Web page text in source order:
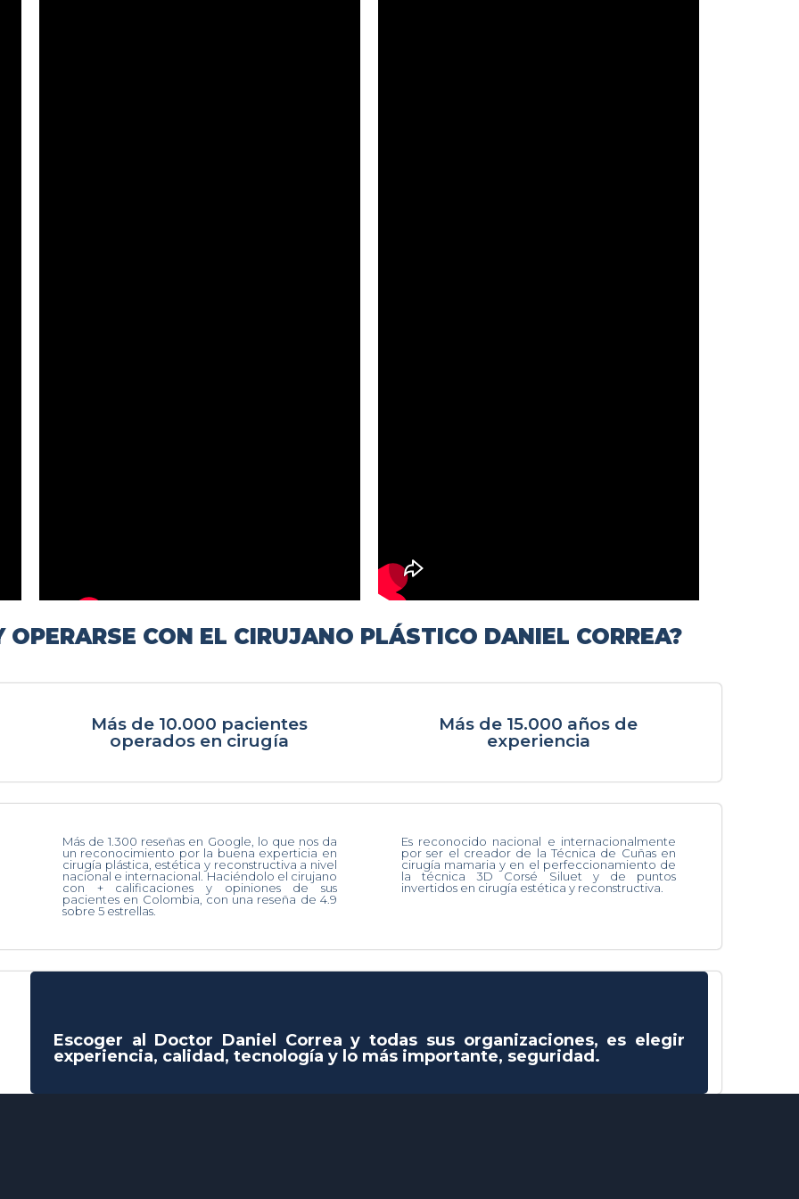
CON EL CIRUJANO PLÁSTICO DANIEL CORREA?
Más de 10.000 pacientes
operados en cirugía
Más de 15.000 años de
experiencia
Más de 1.300 reseñas en Google, lo que nos da
un reconocimiento por la buena experticia en
cirugía plástica, estética y reconstructiva a nivel
nacional e internacional. Haciéndolo el cirujano
con + calificaciones y opiniones de sus
pacientes en Colombia, con una reseña de 4.9
sobre 5 estrellas.
Es reconocido nacional e internacionalmente
por ser el creador de la Técnica de Cuñas en
cirugía mamaria y en el perfeccionamiento de
la técnica 3D Corsé Siluet y de puntos
invertidos en cirugía estética y reconstructiva.
Escoger al Doctor Daniel Correa y todas sus organizaciones, es elegir
experiencia, calidad, tecnología y lo más importante, seguridad.